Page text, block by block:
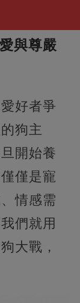
與尊嚴
好者爭
狗主
開始養
僅是寵
情感需
們就用
大戰，